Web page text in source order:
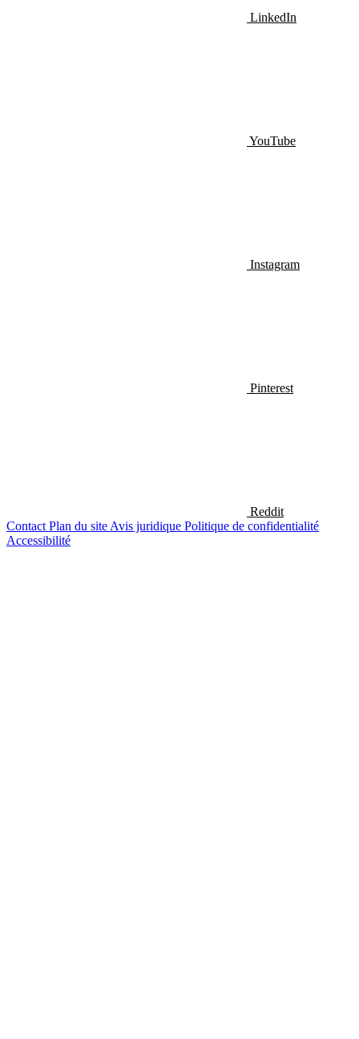
LinkedIn
YouTube
Instagram
Pinterest
Reddit
Contact Plan du site Avis juridique Politique de confidentialité
Accessibilité